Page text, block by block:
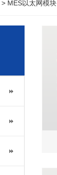
> MES以太网模块